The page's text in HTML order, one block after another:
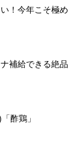
！今年こそ極め
補給できる絶品
酢鶏」